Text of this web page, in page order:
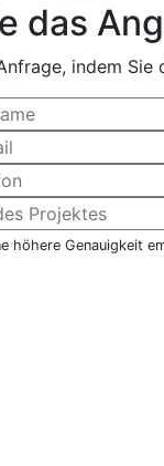
das
indem
höhere Genauigkeit